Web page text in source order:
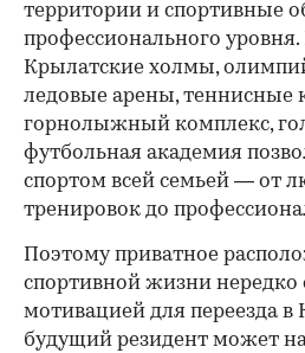
территории и спортивные
профессионального
Крылатские холмы,
ледовые арены, теннисные
горнолыжный комплекс,
футбольная академия
спортом всей семьей — от
тренировок до
Поэтому приватное
спортивной жизни нередко
мотивацией для переезда в
будущий резидент может